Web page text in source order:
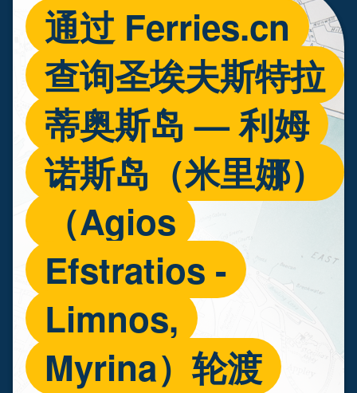
通过 Ferries.cn
查询圣埃夫斯特拉
蒂奥斯岛 — 利姆
诺斯岛（米里娜）
（Agios
Efstratios -
Limnos,
Myrina）轮渡